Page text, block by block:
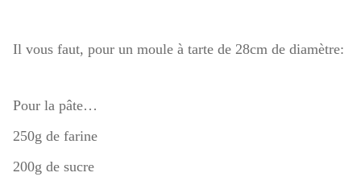
Il vous faut, pour un moule à tarte de 28cm de diamètre:
Pour la pâte…
250g de farine
200g de sucre